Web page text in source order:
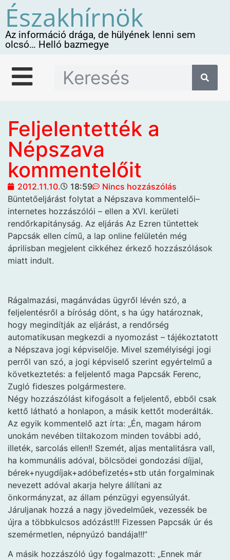
Északhírnök
Az információ drága, de hülyének lenni sem
olcsó… Helló bazmegye
Feljelentették a
Népszava
kommentelőit
2012.11.10. 18:59
Nincs hozzászólás
Büntetőeljárást folytat a Népszava kommentelői–
internetes hozzászólói – ellen a XVI. kerületi
rendőrkapitányság. Az eljárás Az Ezren tüntettek
Papcsák ellen című, a lap online felületén még
áprilisban megjelent cikkéhez érkező hozzászólások
miatt indult.
Rágalmazási, magánvádas ügyről lévén szó, a
feljelentésről a bíróság dönt, s ha úgy határoznak,
hogy megindítják az eljárást, a rendőrség
automatikusan megkezdi a nyomozást – tájékoztatott
a Népszava jogi képviselője. Mivel személyiségi jogi
perről van szó, a jogi képviselő szerint egyértelmű a
következtetés: a feljelentő maga Papcsák Ferenc,
Zugló fideszes polgármestere.
Négy hozzászólást kifogásolt a feljelentő, ebből csak
kettő látható a honlapon, a másik kettőt moderálták.
Az egyik kommentelő azt írta: „Én, magam három
unokám nevében tiltakozom minden további adó,
illeték, sarcolás ellen!! Szemét, aljas mentalitásra vall,
ha kommunális adóval, bölcsödei gondozási díjjal,
bérek+nyugdíjak+adóbefizetés+stb után forgalminak
nevezett adóval akarja helyre állítani az
önkormányzat, az állam pénzügyi egyensúlyát.
Járuljanak hozzá a nagy jövedelműek, vezessék be
újra a többkulcsos adózást!!! Fizessen Papcsák úr és
szemérmetlen, népnyúzó bandája!!!”
A másik hozzászóló úgy fogalmazott: „Ennek már